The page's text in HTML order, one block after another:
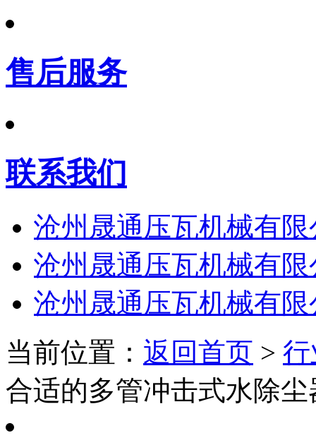
售后服务
联系我们
沧州晟通压瓦机械有限
沧州晟通压瓦机械有限
沧州晟通压瓦机械有限
当前位置： 返回首页 >
合适的多管冲击式水除